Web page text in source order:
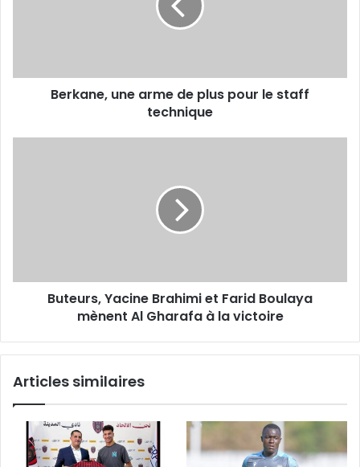
technique
Berkane, une arme de plus pour le staff
technique
Gharafa
Buteurs, Yacine Brahimi et Farid Boulaya
mènent Al Gharafa à la victoire
Articles similaires